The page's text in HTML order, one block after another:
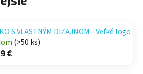
S VLASTNÝM DIZAJNOM - Veľké logo
(>50 ks)
€